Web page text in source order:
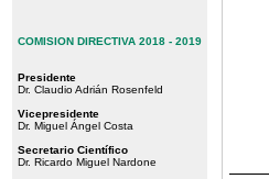
COMISION DIRECTIVA 2018 - 2019
Presidente
Dr. Claudio Adrián Rosenfeld
Vicepresidente
Dr. Miguel Ángel Costa
Secretario Científico
Dr. Ricardo Miguel Nardone